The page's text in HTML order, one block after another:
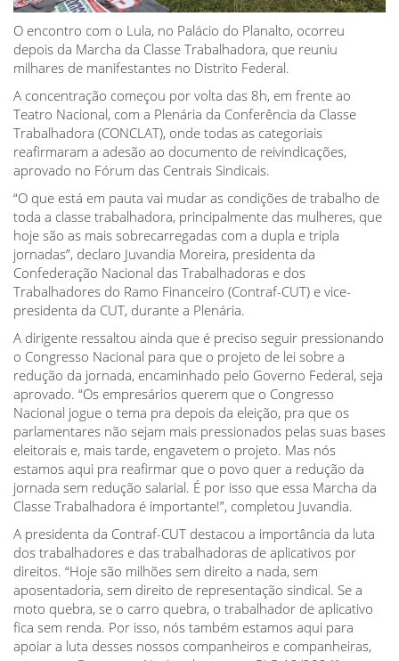
O encontro com o Lula, no Palácio do Planalto, ocorreu
depois da Marcha da Classe Trabalhadora, que reuniu
milhares de manifestantes no Distrito Federal.
A concentração começou por volta das 8h, em frente ao
Teatro Nacional, com a Plenária da Conferência da Classe
Trabalhadora (CONCLAT), onde todas as categoriais
reafirmaram a adesão ao documento de reivindicações,
aprovado no Fórum das Centrais Sindicais.
“O que está em pauta vai mudar as condições de trabalho de
toda a classe trabalhadora, principalmente das mulheres, que
hoje são as mais sobrecarregadas com a dupla e tripla
jornadas”, declaro Juvandia Moreira, presidenta da
Confederação Nacional das Trabalhadoras e dos
Trabalhadores do Ramo Financeiro (Contraf-CUT) e vice-
presidenta da CUT, durante a Plenária.
A dirigente ressaltou ainda que é preciso seguir pressionando
o Congresso Nacional para que o projeto de lei sobre a
redução da jornada, encaminhado pelo Governo Federal, seja
aprovado. “Os empresários querem que o Congresso
Nacional jogue o tema pra depois da eleição, pra que os
parlamentares não sejam mais pressionados pelas suas bases
eleitorais e, mais tarde, engavetem o projeto. Mas nós
estamos aqui pra reafirmar que o povo quer a redução da
jornada sem redução salarial. É por isso que essa Marcha da
Classe Trabalhadora é importante!”, completou Juvandia.
A presidenta da Contraf-CUT destacou a importância da luta
dos trabalhadores e das trabalhadoras de aplicativos por
direitos. “Hoje são milhões sem direito a nada, sem
aposentadoria, sem direito de representação sindical. Se a
moto quebra, se o carro quebra, o trabalhador de aplicativo
fica sem renda. Por isso, nós também estamos aqui para
apoiar a luta desses nossos companheiros e companheiras,